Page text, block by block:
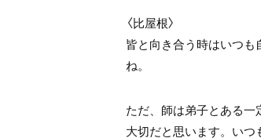
〈比屋根〉
皆と向き合う時はいつ
ね。
ただ、師は弟子とある
大切だと思います。い